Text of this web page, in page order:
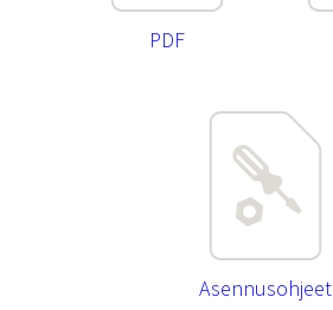
PDF
Asennusohjeet